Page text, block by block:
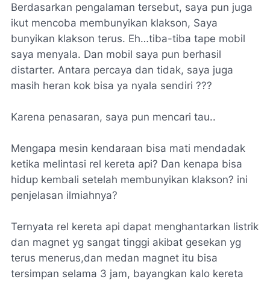
Berdasarkan pengalaman tersebut, saya pun juga
ikut mencoba membunyikan klakson, Saya
bunyikan klakson terus. Eh…tiba-tiba tape mobil
saya menyala. Dan mobil saya pun berhasil
distarter. Antara percaya dan tidak, saya juga
masih heran kok bisa ya nyala sendiri ???
Karena penasaran, saya pun mencari tau..
Mengapa mesin kendaraan bisa mati mendadak
ketika melintasi rel kereta api? Dan kenapa bisa
hidup kembali setelah membunyikan klakson? ini
penjelasan ilmiahnya?
Ternyata rel kereta api dapat menghantarkan listrik
dan magnet yg sangat tinggi akibat gesekan yg
terus menerus,dan medan magnet itu bisa
tersimpan selama 3 jam, bayangkan kalo kereta